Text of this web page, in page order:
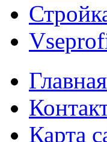
Главная
Карта